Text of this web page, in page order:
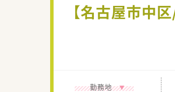
【名古屋市中
勤務地